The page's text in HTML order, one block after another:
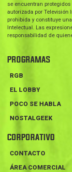
se encuentran
autorizada por Televisión
prohibida y constituye
Intelectual. Las
responsabilidad de
PROGRAMAS
RGB
EL LOBBY
POCO SE HABLA
NOSTALGEEK
CORPORATIVO
CONTACTO
ÁREA COMERCIAL